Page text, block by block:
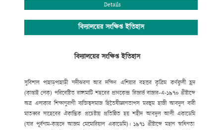
মানসিক বিকাশে বিভিন্ন পদক্ষেপ ক্রমান্নয়ে বাস্তবায়ন করা হচ্ছে। বিদ্যালয়টি
প্রতিষ্ঠাতা বিশিষ্ট সমাজ সেবক শ্রদ্ধেয় মরহুম হাজী আবদুল বারী
কৃতি সন্তান হাজী মোঃ মুছা মাতব্বর (আজীবন দাতা সদস্য) বিদ্যালয় পরিচালনা
,শিক্ষার্থীদের সুযোগ-সুবিধা বৃদ্ধি
JSC
তে ধারাবাহিক উন্নয়ন
বিদ্যমান। সহপাঠক্রমিক কার্যক্রমে (ক্রীড়া ও
সংস্কৃতিতে) রয়েছে অত্র
বিদ্যালয়ের দীর্ঘ দিনের ঐতিহ্য।
Details
বিদ্যালয়ের সংক্ষিপ্ত ইতিহাস
বিদ্যালয়ের সংক্ষিপ্ত ইতিহাস
সুবিশাল পাহাড়পাহাড়ী নদীঝরনা আর দক্ষিণ এশিয়ার বহত্তর কৃত্রিম কর্ণফুলী হ্রদ
(কাপ্তাই লেক) পরিবেষ্টিত রাঙ্গামাটি শহরের প্রাণকেন্দ্র রিজার্ভ বাজার-এ-১৯৭০ খ্রীষ্টাব্দে
অত্র এলাকার শিক্ষানুরাগী ব্যক্তিত্বসমাজ হিতৈষীজ্ঞানতাপস মরহুম হাজী আবদুল বারী
মাতব্বর সাহেবের ঐকান্তিক প্রচেষ্টায় প্রতিষ্ঠিত হয় শহীদ আবদুল আলী একাডেমি
(যার পূর্বনাম-কায়দে আজম মেমোরিয়াল একাডেমি)। ১৯৭১ খ্রীষ্টাব্দে মহান স্বাধিনতা